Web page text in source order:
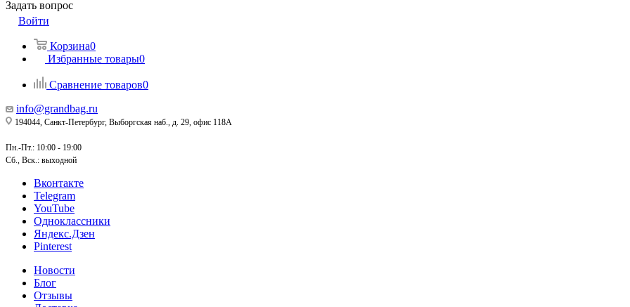
Задать вопрос
Войти
Корзина0
Избранные товары0
Сравнение товаров0
info@grandbag.ru
194044, Санкт-Петербург, Выборгская наб., д. 29, офис 118А
Пн.-Пт.: 10:00 - 19:00
Сб., Вск.: выходной
Вконтакте
Telegram
YouTube
Одноклассники
Яндекс.Дзен
Pinterest
Новости
Блог
Отзывы